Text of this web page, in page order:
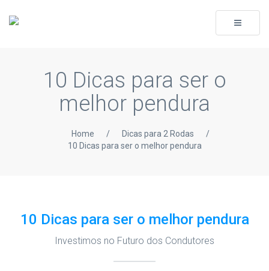
Toggle
10 Dicas para ser o
melhor pendura
Home / Dicas para 2 Rodas
/
10 Dicas para ser o melhor pendura
10 Dicas para ser o melhor pendura
Investimos no Futuro dos Condutores